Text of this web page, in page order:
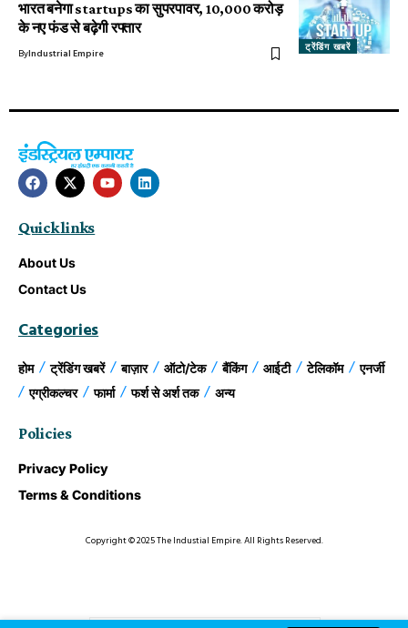
ट्रेंडिंग खबरें
भारत बनेगा startups का सुपरपावर, ₹10,000 करोड़
के नए फंड से बढ़ेगी रफ्तार
ByIndustrial Empire
Quick links
About Us
Contact Us
Categories
होम ट्रेंडिंग खबरें बाज़ार ऑटो/टेक बैंकिंग आईटी टेलिकॉम
एनर्जी
एग्रीकल्चर
फार्मा फर्श से अर्श तक अन्य
Policies
Privacy Policy
Terms & Conditions
Copyright © 2025 The Industial Empire. All Rights Reserved.